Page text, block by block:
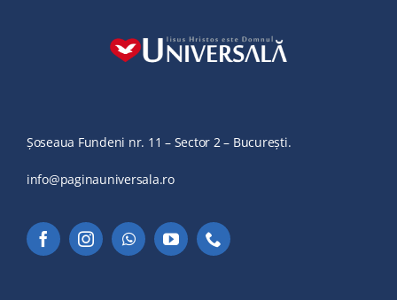
Șoseaua Fundeni nr. 11 – Sector 2 – București.
info@paginauniversala.ro